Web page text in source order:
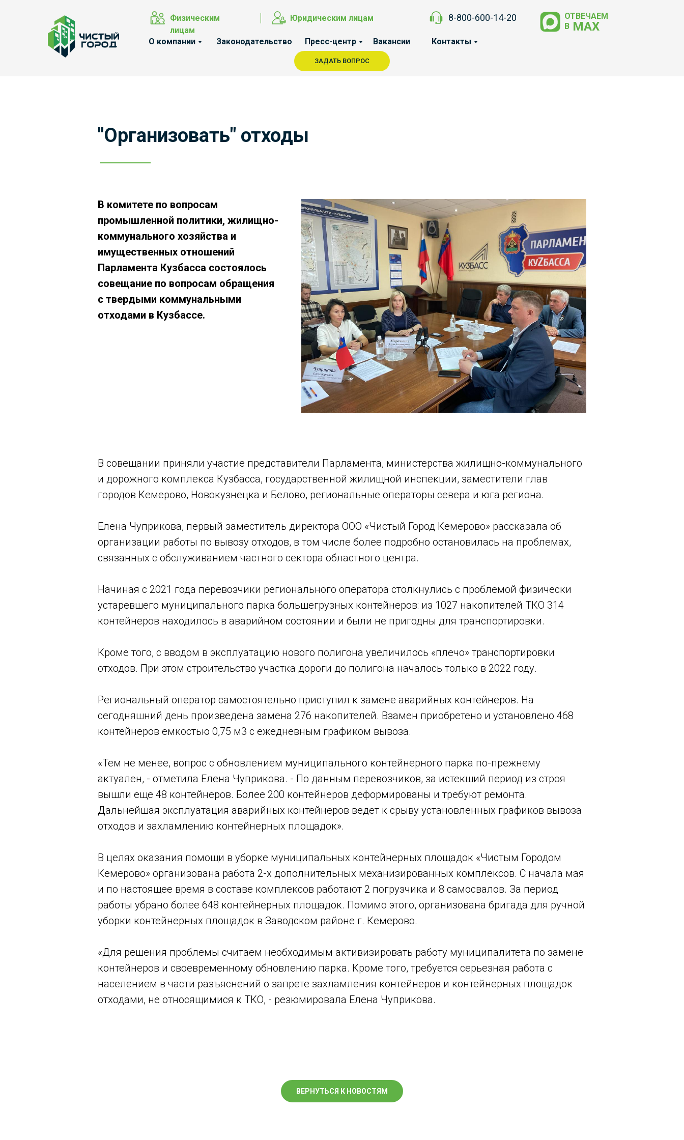
ЗАДАТЬ ВОПРОС
О компании Законодательство Вакансии
Пресс-центр Контакты
Физическим
лицам
Юридическим лицам 8-800-600-14-20
ОТВЕЧАЕМ
В МАХ
"Организовать" отходы
В комитете по вопросам
промышленной политики, жилищно-
коммунального хозяйства и
имущественных отношений
Парламента Кузбасса состоялось
совещание по вопросам обращения
с твердыми коммунальными
отходами в Кузбассе.
В совещании приняли участие представители Парламента, министерства жилищно-коммунального
и дорожного комплекса Кузбасса, государственной жилищной инспекции, заместители глав
городов Кемерово, Новокузнецка и Белово, региональные операторы севера и юга региона.
Елена Чуприкова, первый заместитель директора ООО «Чистый Город Кемерово» рассказала об
организации работы по вывозу отходов, в том числе более подробно остановилась на проблемах,
связанных с обслуживанием частного сектора областного центра.
Начиная с 2021 года перевозчики регионального оператора столкнулись с проблемой физически
устаревшего муниципального парка большегрузных контейнеров: из 1027 накопителей ТКО 314
контейнеров находилось в аварийном состоянии и были не пригодны для транспортировки.
Кроме того, с вводом в эксплуатацию нового полигона увеличилось «плечо» транспортировки
отходов. При этом строительство участка дороги до полигона началось только в 2022 году.
Региональный оператор самостоятельно приступил к замене аварийных контейнеров. На
сегодняшний день произведена замена 276 накопителей. Взамен приобретено и установлено 468
контейнеров емкостью 0,75 м3 с ежедневным графиком вывоза.
«Тем не менее, вопрос с обновлением муниципального контейнерного парка по-прежнему
актуален, - отметила Елена Чуприкова. - По данным перевозчиков, за истекший период из строя
вышли еще 48 контейнеров. Более 200 контейнеров деформированы и требуют ремонта.
Дальнейшая эксплуатация аварийных контейнеров ведет к срыву установленных графиков вывоза
отходов и захламлению контейнерных площадок».
В целях оказания помощи в уборке муниципальных контейнерных площадок «Чистым Городом
Кемерово» организована работа 2-х дополнительных механизированных комплексов. С начала мая
и по настоящее время в составе комплексов работают 2 погрузчика и 8 самосвалов. За период
работы убрано более 648 контейнерных площадок. Помимо этого, организована бригада для ручной
уборки контейнерных площадок в Заводском районе г. Кемерово.
«Для решения проблемы считаем необходимым активизировать работу муниципалитета по замене
контейнеров и своевременному обновлению парка. Кроме того, требуется серьезная работа с
населением в части разъяснений о запрете захламления контейнеров и контейнерных площадок
отходами, не относящимися к ТКО, - резюмировала Елена Чуприкова.
ВЕРНУТЬСЯ К НОВОСТЯМ